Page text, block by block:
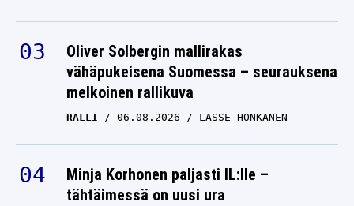
Oliver Solbergin mallirakas
vähäpukeisena Suomessa – seurauksena
melkoinen rallikuva
RALLI 06.08.2026 LASSE HONKANEN
Minja Korhonen paljasti IL:lle –
tähtäimessä on uusi ura